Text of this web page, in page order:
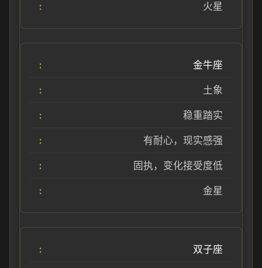
火星
金牛座
土象
稳重踏实
有耐心，现实感强
固执，变化接受度低
金星
双子座